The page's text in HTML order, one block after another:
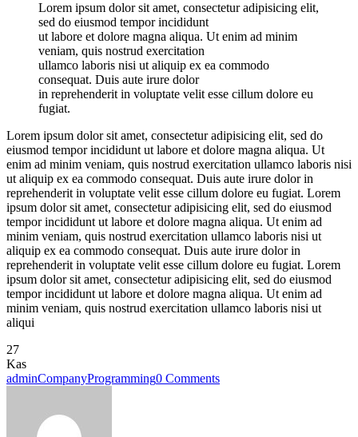
Lorem ipsum dolor sit amet, consectetur adipisicing elit,
sed do eiusmod tempor incididunt
ut labore et dolore magna aliqua. Ut enim ad minim
veniam, quis nostrud exercitation
ullamco laboris nisi ut aliquip ex ea commodo
consequat. Duis aute irure dolor
in reprehenderit in voluptate velit esse cillum dolore eu
fugiat.
Lorem ipsum dolor sit amet, consectetur adipisicing elit, sed do
eiusmod tempor incididunt ut labore et dolore magna aliqua. Ut
enim ad minim veniam, quis nostrud exercitation ullamco laboris nisi
ut aliquip ex ea commodo consequat. Duis aute irure dolor in
reprehenderit in voluptate velit esse cillum dolore eu fugiat. Lorem
ipsum dolor sit amet, consectetur adipisicing elit, sed do eiusmod
tempor incididunt ut labore et dolore magna aliqua. Ut enim ad
minim veniam, quis nostrud exercitation ullamco laboris nisi ut
aliquip ex ea commodo consequat. Duis aute irure dolor in
reprehenderit in voluptate velit esse cillum dolore eu fugiat. Lorem
ipsum dolor sit amet, consectetur adipisicing elit, sed do eiusmod
tempor incididunt ut labore et dolore magna aliqua. Ut enim ad
minim veniam, quis nostrud exercitation ullamco laboris nisi ut
aliqui
27
Kas
adminCompanyProgramming0 Comments